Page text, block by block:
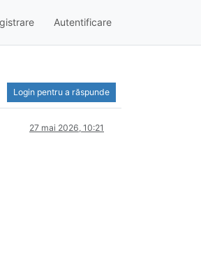
Autentificare
Login pentru a răspunde
27 mai 2026, 10:21